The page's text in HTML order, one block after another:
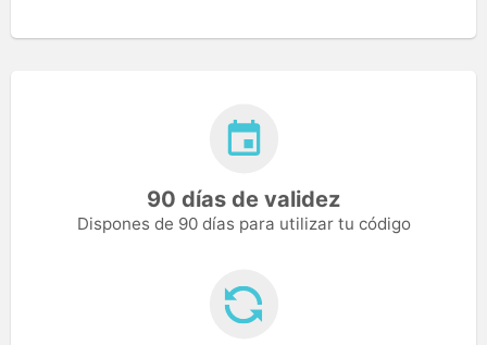
90 días de validez
Dispones de 90 días para utilizar tu código